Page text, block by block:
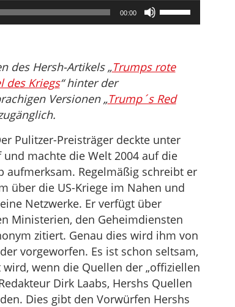
00:00
Pfeiltasten
Hoch/Runter
die
zu
des Hersh-Artikels „Trumps rote
des Kriegs“ hinter der
Versionen „Trump´s Red
Pulitzer-Preisträger deckte unter
machte die Welt 2004 auf die
aufmerksam. Regelmäßig schreibt er
über die US-Kriege im Nahen und
Netzwerke. Er verfügt über
Ministerien, den Geheimdiensten
zitiert. Genau dies wird ihm von
vorgeworfen. Es ist schon seltsam,
wenn die Quellen der „offiziellen
Dirk Laabs, Hershs Quellen
Dies gibt den Vorwürfen Hershs